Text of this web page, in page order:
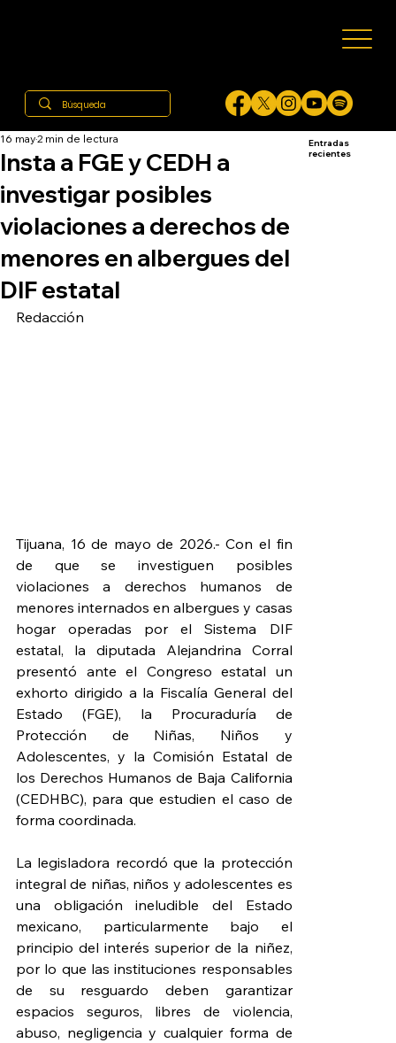
Insta a FGE y CEDH a
investigar posibles
violaciones a derechos de
menores en albergues del
DIF estatal
16 may2 min de lectura
Redacción
Tijuana, 16 de mayo de 2026.- Con el fin
de que se investiguen posibles
violaciones a derechos humanos de
menores internados en albergues y casas
hogar operadas por el Sistema DIF
estatal, la diputada Alejandrina Corral
presentó ante el Congreso estatal un
exhorto dirigido a la Fiscalía General del
Estado (FGE), la Procuraduría de
Protección de Niñas, Niños y
Adolescentes, y la Comisión Estatal de
los Derechos Humanos de Baja California
(CEDHBC), para que estudien el caso de
forma coordinada.
La legisladora recordó que la protección
integral de niñas, niños y adolescentes es
una obligación ineludible del Estado
mexicano, particularmente bajo el
principio del interés superior de la niñez,
por lo que las instituciones responsables
de su resguardo deben garantizar
espacios seguros, libres de violencia,
abuso, negligencia y cualquier forma de
Entradas
recientes